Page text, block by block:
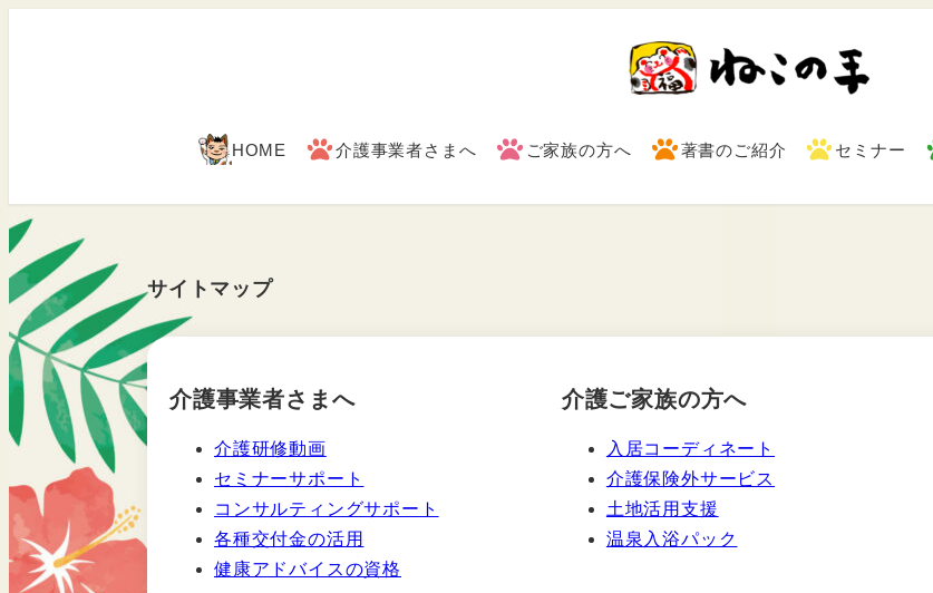
ン
ツ
へ
移
動
HOME 介護事業者さまへ ご家族の方へ 著書のご紹介 セミナー
サイトマップ
介護事業者さまへ
介護研修動画
セミナーサポート
コンサルティングサポート
各種交付金の活用
健康アドバイスの資格
介護ご家族の方へ
入居コーディネート
介護保険外サービス
土地活用支援
温泉入浴パック